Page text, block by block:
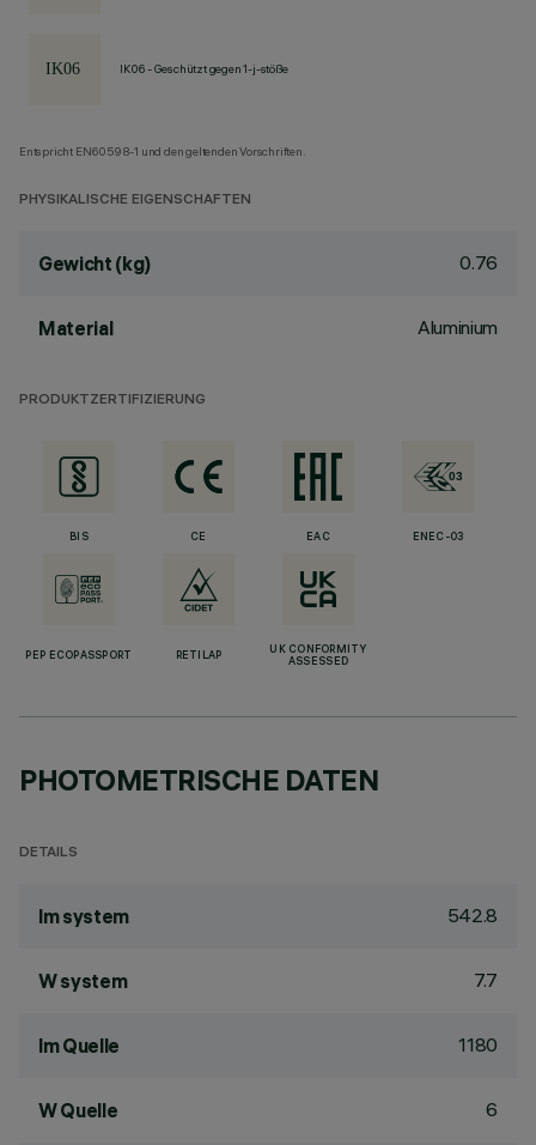
IK06 - Geschützt gegen 1-j-stöße
Entspricht EN60598-1 und den geltenden Vorschriften.
PHYSIKALISCHE EIGENSCHAFTEN
Gewicht (kg) 0.76
Material Aluminium
PRODUKTZERTIFIZIERUNG
BIS CE EAC ENEC-03
PEP ECOPASSPORT RETILAP
UK CONFORMITY
ASSESSED
PHOTOMETRISCHE DATEN
DETAILS
lm system 542.8
W system 7.7
lm Quelle 1180
W Quelle 6